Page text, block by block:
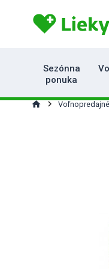
Sezónna
ponuka
home